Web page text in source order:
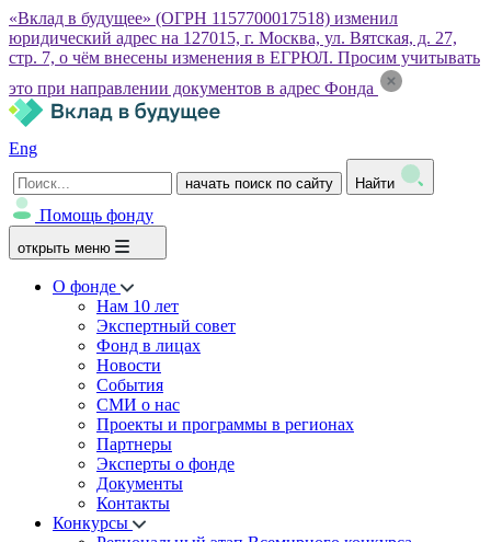
«Вклад в будущее» (ОГРН 1157700017518) изменил
юридический адрес на 127015, г. Москва, ул. Вятская, д. 27,
стр. 7, о чём внесены изменения в ЕГРЮЛ. Просим учитывать
это при направлении документов в адрес Фонда
Eng
начать поиск по сайту Найти
Помощь фонду
открыть меню
О фонде
Нам 10 лет
Экспертный совет
Фонд в лицах
Новости
События
СМИ о нас
Проекты и программы в регионах
Партнеры
Эксперты о фонде
Документы
Контакты
Конкурсы